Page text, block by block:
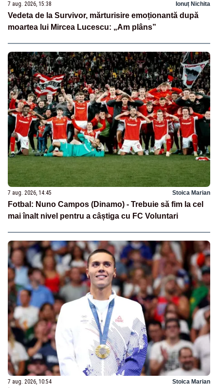
7 aug. 2026, 15:38 Ionuț Nichita
Vedeta de la Survivor, mărturisire emoționantă după
moartea lui Mircea Lucescu: „Am plâns”
7 aug. 2026, 14:45 Stoica Marian
Fotbal: Nuno Campos (Dinamo) - Trebuie să fim la cel
mai înalt nivel pentru a câștiga cu FC Voluntari
7 aug. 2026, 10:54 Stoica Marian